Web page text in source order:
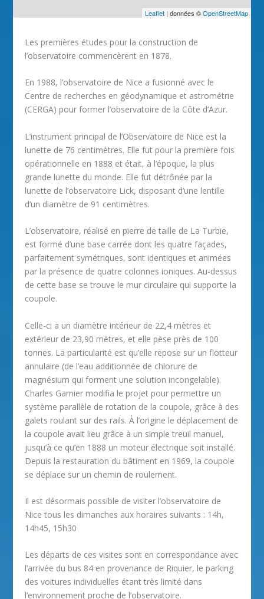
Leaflet| données ©OpenStreetMap
Les premières études pour la construction de
l’observatoire commencèrent en 1878.
En 1988, l’observatoire de Nice a fusionné avec le
Centre de recherches en géodynamique et astrométrie
(CERGA) pour former l’observatoire de la Côte d’Azur.
L’instrument principal de l’Observatoire de Nice est la
lunette de 76 centimètres. Elle fut pour la première fois
opérationnelle en 1888 et était, à l’époque, la plus
grande lunette du monde. Elle fut détrônée par la
lunette de l’observatoire Lick, disposant d’une lentille
d’un diamètre de 91 centimètres.
L’observatoire, réalisé en pierre de taille de La Turbie,
est formé d’une base carrée dont les quatre façades,
parfaitement symétriques, sont identiques et animées
par la présence de quatre colonnes ioniques. Au-dessus
de cette base se trouve le mur circulaire qui supporte la
coupole.
Celle-ci a un diamètre intérieur de 22,4 mètres et
extérieur de 23,90 mètres, et elle pèse près de 100
tonnes. La particularité est qu’elle repose sur un flotteur
annulaire (de l’eau additionnée de chlorure de
magnésium qui forment une solution incongelable).
Charles Garnier modifia le projet pour permettre un
système parallèle de rotation de la coupole, grâce à des
galets roulant sur des rails. À l’origine le déplacement de
la coupole avait lieu grâce à un simple treuil manuel,
jusqu’à ce qu’en 1888 un moteur électrique soit installé.
Depuis la restauration du bâtiment en 1969, la coupole
se déplace sur un chemin de roulement.
Il est désormais possible de visiter l’observatoire de
Nice tous les dimanches aux horaires suivants : 14h,
14h45, 15h30
Les départs de ces visites sont en correspondance avec
l’arrivée du bus 84 en provenance de Riquier, le parking
des voitures individuelles étant très limité dans
l’environnement proche de l’observatoire.